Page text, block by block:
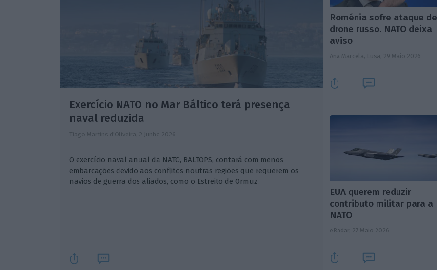
Exercício NATO no Mar Báltico terá presença
naval reduzida
Tiago Martins d'Oliveira, 2 Junho 2026
O exercício naval anual da NATO, BALTOPS, contará com menos
embarcações devido aos conflitos noutras regiões que requerem os
navios de guerra dos aliados, como o Estreito de Ormuz.
Roménia sofre ataque de
drone russo. NATO deixa
aviso
Ana Marcela, Lusa, 29 Maio 2026
EUA querem reduzir
contributo militar para a
NATO
eRadar, 27 Maio 2026